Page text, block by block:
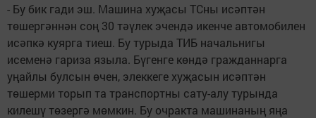
- Бу бик гади эш. Машина хуҗасы ТСны исәптән
төшергәннән соң 30 тәүлек эчендә икенче автомобилен
исәпкә куярга тиеш. Бу турыда ТИБ начальнигы
исеменә гариза языла. Бүгенге көндә гражданнарга
уңайлы булсын өчен, элеккеге хуҗасын исәптән
төшерми торып та транспортны сату-алу турында
килешү төзергә мөмкин. Бу очракта машинаның яңа